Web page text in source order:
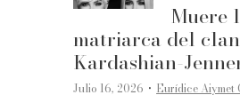
Muere
matriarca del clan
Kardashian-
Julio 16, 2026 ·Eurídice Aiymet